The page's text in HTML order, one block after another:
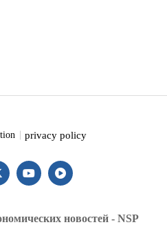
privacy policy
новостей - NSP